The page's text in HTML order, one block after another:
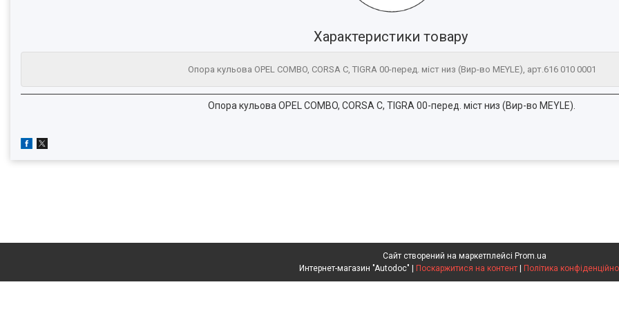
Характеристики товару
Опора кульова OPEL COMBO, CORSA C, TIGRA 00-перед. міст низ (Вир-во MEYLE), арт.616 010 0001
Опора кульова OPEL COMBO, CORSA C, TIGRA 00-перед. міст низ (Вир-во MEYLE).
Сайт створений на маркетплейсі Prom.ua
Поскаржитися на контент Політика